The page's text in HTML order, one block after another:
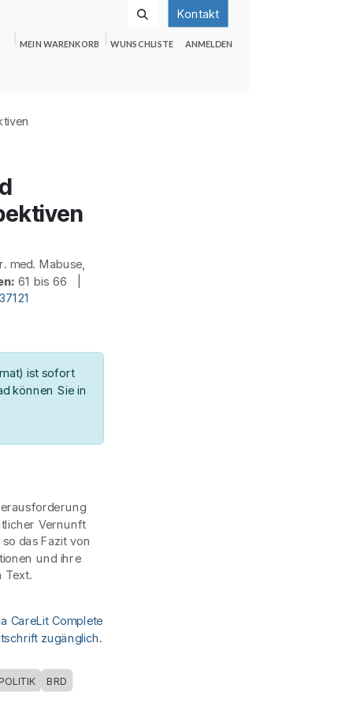
Kontakt
MEIN WARENKORB WUNSCHLISTE ANMELDEN
med. Mabuse,
61 bis 66 |
ist sofort
können Sie in
Vernunft
das Fazit von
und ihre
Text.
CareLit Complete
zugänglich.
BRD